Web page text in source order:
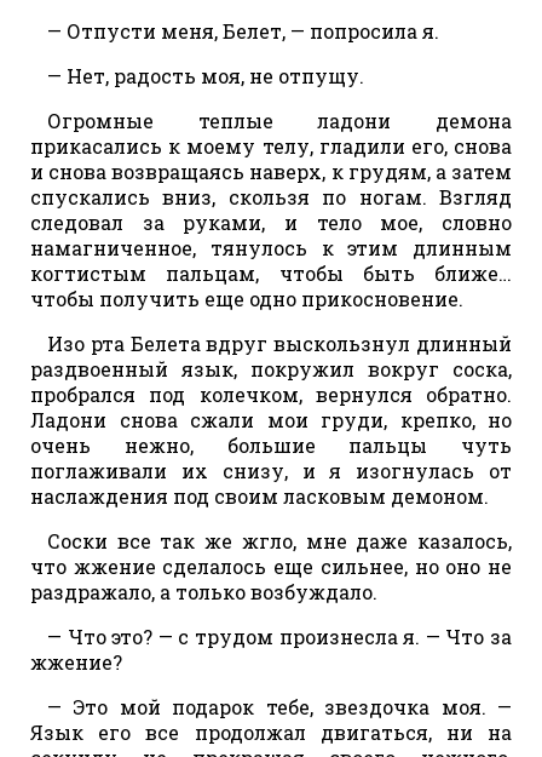
— Отпусти меня, Белет, — попросила я.
— Нет, радость моя, не отпущу.
Огромные теплые ладони демона
прикасались к моему телу, гладили его, снова
и снова возвращаясь наверх, к грудям, а затем
спускались вниз, скользя по ногам. Взгляд
следовал за руками, и тело мое, словно
намагниченное, тянулось к этим длинным
когтистым пальцам, чтобы быть ближе…
чтобы получить еще одно прикосновение.
Изо рта Белета вдруг выскользнул длинный
раздвоенный язык, покружил вокруг соска,
пробрался под колечком, вернулся обратно.
Ладони снова сжали мои груди, крепко, но
очень нежно, большие пальцы чуть
поглаживали их снизу, и я изогнулась от
наслаждения под своим ласковым демоном.
Соски все так же жгло, мне даже казалось,
что жжение сделалось еще сильнее, но оно не
раздражало, а только возбуждало.
— Что это? — с трудом произнесла я. — Что за
жжение?
— Это мой подарок тебе, звездочка моя. —
Язык его все продолжал двигаться, ни на